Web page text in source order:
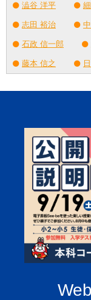
澁谷 洋平
志田 裕治
石政 信一郎
藤本 信之